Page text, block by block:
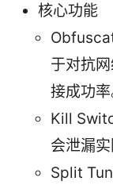
核心功能
于对抗
接成功率
Kill
会泄漏实
Split